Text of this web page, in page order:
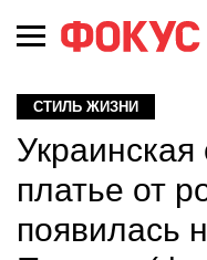
СТИЛЬ ЖИЗНИ
платье от
появилась